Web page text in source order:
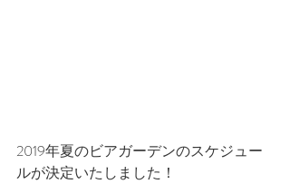
2019年夏のビアガーデンのスケジュー
ルが決定いたしました！